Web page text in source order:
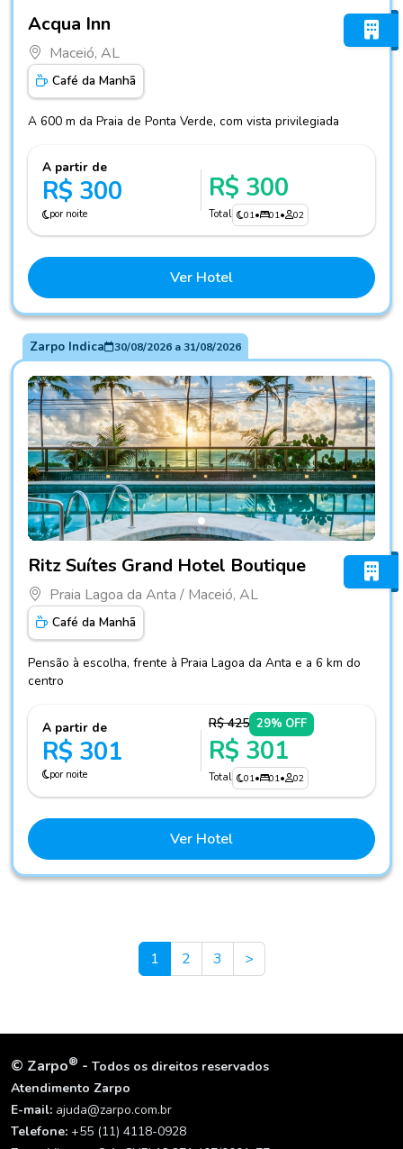
Acqua Inn
Maceió, AL
Café da Manhã
A 600 m da Praia de Ponta Verde, com vista privilegiada
A partir de
R$ 300
por noite
R$ 300
Total 01• 01• 02
Ver Hotel
Zarpo Indica 30/08/2026a31/08/2026
Ritz Suítes Grand Hotel Boutique
Praia Lagoa da Anta / Maceió, AL
Café da Manhã
Pensão à escolha, frente à Praia Lagoa da Anta e a 6 km do
centro
A partir de
R$ 301
por noite
R$ 425 29% OFF
R$ 301
Total 01• 01• 02
Ver Hotel
1 2 3 >Next
© Zarpo® - Todos os direitos reservados
Atendimento Zarpo
E-mail: ajuda@zarpo.com.br
Telefone: +55 (11) 4118-0928